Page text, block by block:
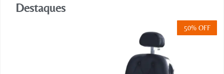
Destaques
50% OFF